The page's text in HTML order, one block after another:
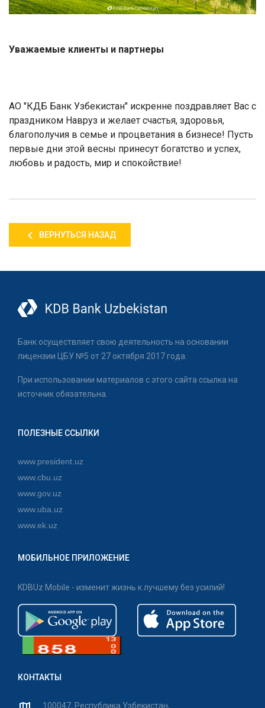
Уважаемые клиенты и партнеры
АО "КДБ Банк Узбекистан" искренне поздравляет Вас с
праздником Навруз и желает счастья, здоровья,
благополучия в семье и процветания в бизнесе! Пусть
первые дни этой весны принесут богатство и успех,
любовь и радость, мир и спокойствие!
ВЕРНУТЬСЯ НАЗАД
Банк осуществляет свою деятельность на основании
лицензии ЦБУ №5 от 27 октября 2017 года.
При использовании материалов с этого сайта ссылка на
источник обязательна.
ПОЛЕЗНЫЕ ССЫЛКИ
www.president.uz
www.cbu.uz
www.gov.uz
www.uba.uz
www.ek.uz
МОБИЛЬНОЕ ПРИЛОЖЕНИЕ
KDBUz Mobile - изменит жизнь к лучшему без усилий!
КОНТАКТЫ
100047, Республика Узбекистан,